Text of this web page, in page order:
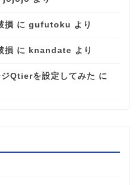
損 に gufutoku より
損 に knandate より
Qtierを設定してみた に